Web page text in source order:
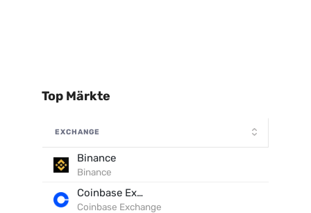
Top Märkte
EXCHANGE
Binance
Binance
Coinbase Exchange
Coinbase Exchange